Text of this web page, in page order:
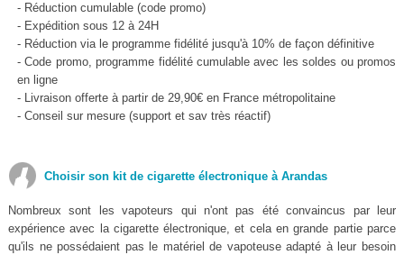
- Réduction cumulable (code promo)
- Expédition sous 12 à 24H
- Réduction via le programme fidélité jusqu'à 10% de façon définitive
- Code promo, programme fidélité cumulable avec les soldes ou promos
en ligne
- Livraison offerte à partir de 29,90€ en France métropolitaine
- Conseil sur mesure (support et sav très réactif)
Choisir son kit de cigarette électronique à Arandas
Nombreux sont les vapoteurs qui n'ont pas été convaincus par leur
expérience avec la cigarette électronique, et cela en grande partie parce
qu'ils ne possédaient pas le matériel de vapoteuse adapté à leur besoin